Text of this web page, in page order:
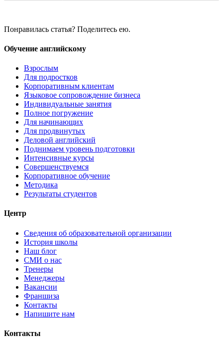
Понравилась статья? Поделитесь ею.
Обучение английскому
Взрослым
Для подростков
Корпоративным клиентам
Языковое сопровождение бизнеса
Индивидуальные занятия
Полное погружение
Для начинающих
Для продвинутых
Деловой английский
Поднимаем уровень подготовки
Интенсивные курсы
Совершенствуемся
Корпоративное обучение
Методика
Результаты студентов
Центр
Сведения об образовательной организации
История школы
Наш блог
СМИ о нас
Тренеры
Менеджеры
Вакансии
Франшиза
Контакты
Напишите нам
Контакты